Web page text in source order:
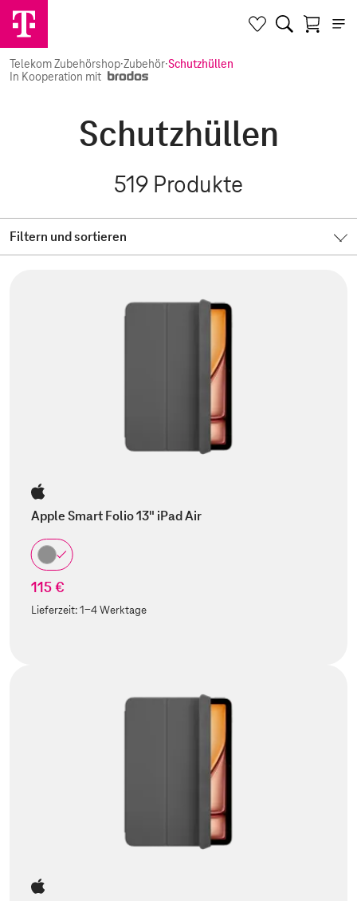
Telekom Zubehörshop·Zubehör·Schutzhüllen
In Kooperation mit
Schutzhüllen
519 Produkte
Filtern und sortieren
Apple Smart Folio 13" iPad Air
115 €
Lieferzeit:1-4 Werktage